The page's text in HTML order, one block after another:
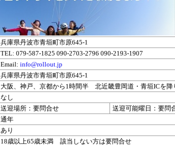
兵庫県丹波市青垣町市原645-1
TEL: 079-587-1825 090-2703-2796 090-2193-1907
Email: info@rollout.jp
兵庫県丹波市青垣町市原645-1
大阪、神戸、京都から1時間半 北近畿豊岡道・青垣ICを
なし
送迎場所：要問合せ
送迎可能曜日：要問
通年
あり
18歳以上65歳未満 該当しない方は要問合せ